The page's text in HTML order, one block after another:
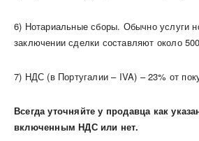
6) Нотариальные сборы. Обычно услуги
заключении сделки составляют около
7) НДС (в Португалии – IVA) – 23% от
Всегда уточняйте у продавца как
включенным НДС или нет.